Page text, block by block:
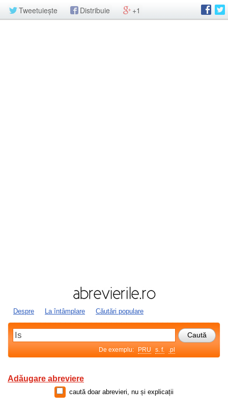
Tweetuiește Distribuie +1
Despre La întâmplare Căutări populare
De exemplu: PRU s. f. .pl
Adăugare abreviere
caută doar abrevieri, nu și explicații